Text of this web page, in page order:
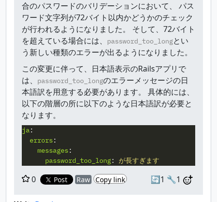
合のパスワードのバリデーションにおいて、 パス
ワード文字列が72バイト以内かどうかのチェック
が行われるようになりました。 そして、72バイト
を超えている場合には、
password_too_longとい
う新しい種類のエラーが出るようになりました。
この変更に伴って、日本語表示のRailsアプリで
は、
password_too_longのエラーメッセージの日
本語訳を用意する必要があります。 具体的には、
以下の階層の所に以下のような日本語訳が必要と
なります。
ja:
errors:
messages:
password_too_long: が長すぎます
0 Post Raw Copy link 🔄1 🔧1